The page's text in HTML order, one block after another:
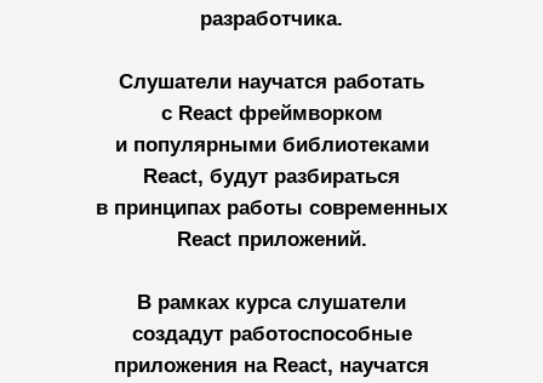
разработчика.
Слушатели научатся работать
с React фреймворком
и популярными библиотеками
React, будут разбираться
в принципах работы современных
React приложений.
В рамках курса слушатели
создадут работоспособные
приложения на React, научатся